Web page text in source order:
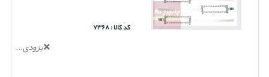
کد کالا : ۷۳۶۸
بزودی...